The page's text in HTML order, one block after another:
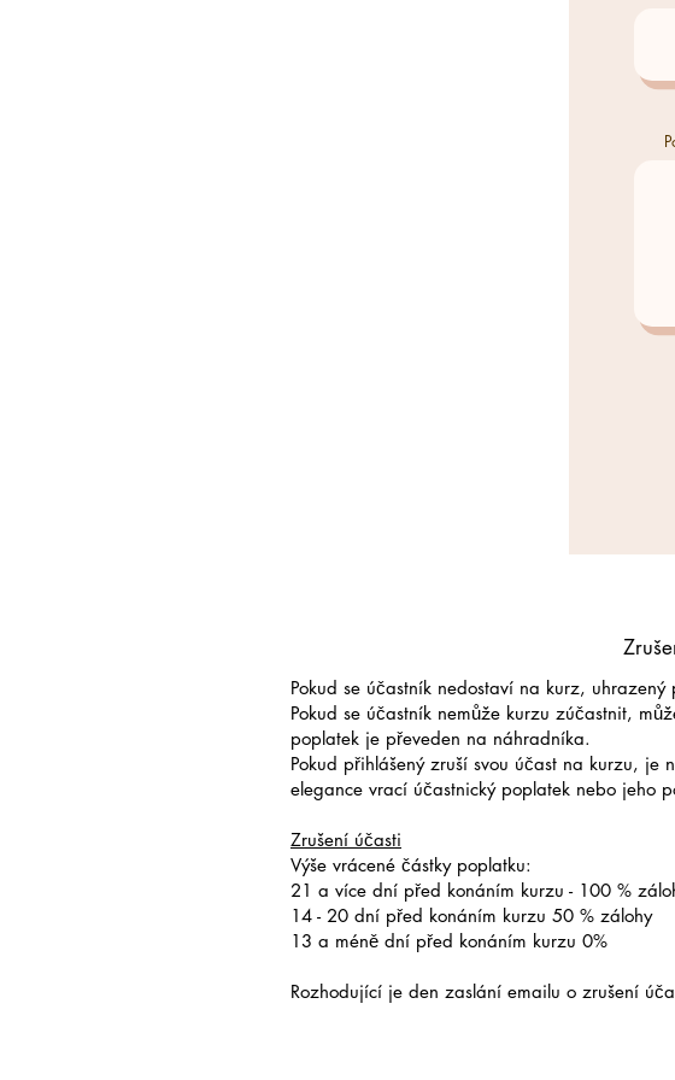
Pokud se účastník nedostaví na kurz, uhrazený
Pokud se účastník nemůže kurzu zúčastnit,
poplatek je převeden na náhradníka.
Pokud přihlášený zruší svou účast na kurzu, je
elegance vrací účastnický poplatek nebo jeho
Zrušení účasti
Výše vrácené částky poplatku:
21 a více dní před konáním kurzu - 100 %
14 - 20 dní před konáním kurzu 50 % zálohy
13 a méně dní před konáním kurzu 0%
Rozhodující je den zaslání emailu o zrušení